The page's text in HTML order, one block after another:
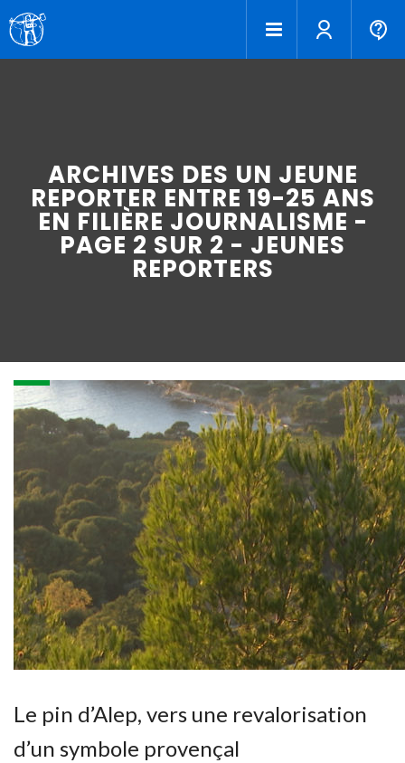
ARCHIVES DES UN JEUNE
REPORTER ENTRE 19-25 ANS
EN FILIÈRE JOURNALISME -
PAGE 2 SUR 2 - JEUNES
REPORTERS
Le pin d’Alep, vers une revalorisation
d’un symbole provençal